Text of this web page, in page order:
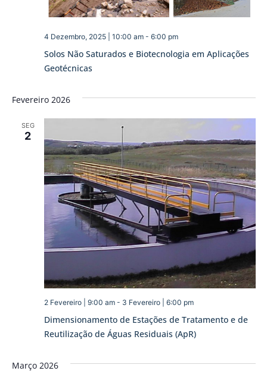
Solos Não Saturados e Biotecnologia em Aplicações
Geotécnicas
4 Dezembro, 2025 | 10:00 am- 6:00 pm
Fevereiro 2026
SEG
2
Dimensionamento de Estações de Tratamento e de
Reutilização de Águas Residuais (ApR)
2 Fevereiro | 9:00 am- 3 Fevereiro | 6:00 pm
Março 2026